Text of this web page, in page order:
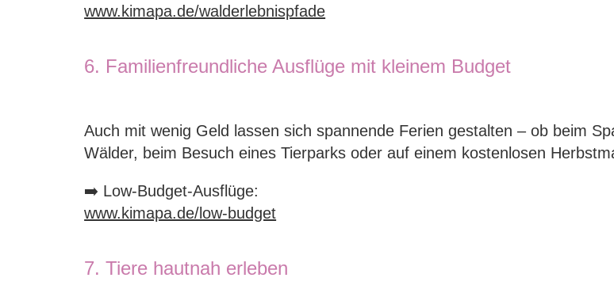
www.kimapa.de/walderlebnispfade
6. Familienfreundliche Ausflüge mit kleinem Budget
Auch mit wenig Geld lassen sich spannende Ferien gestalten – ob beim
Wälder, beim Besuch eines Tierparks oder auf einem kostenlosen
➡️ Low-Budget-Ausflüge:
www.kimapa.de/low-budget
7. Tiere hautnah erleben